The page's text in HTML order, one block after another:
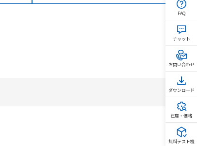
FAQ
チャット
お問い合わせ
ダウンロード
在庫・価格
無料テスト機